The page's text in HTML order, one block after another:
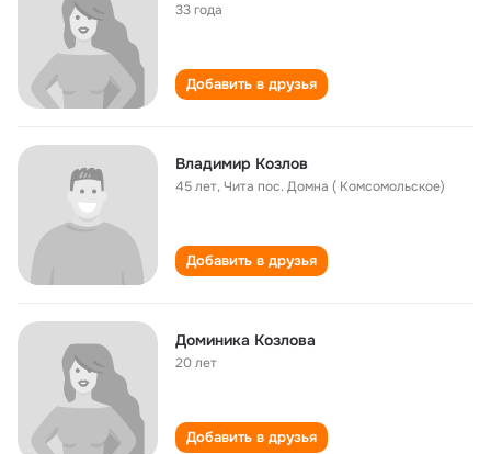
33 года
Добавить в друзья
Владимир Козлов
45 лет,Чита пос. Домна ( Комсомольское)
Добавить в друзья
Доминика Козлова
20 лет
Добавить в друзья